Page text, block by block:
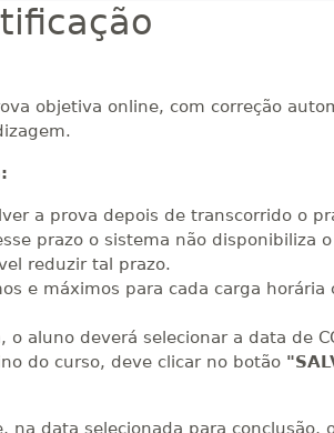
objetiva online, com correção
a prova depois de transcorrido o
prazo o sistema não disponibiliza
reduzir tal prazo.
e máximos para cada carga horária
aluno deverá selecionar a data de
do curso, deve clicar no botão
data selecionada para conclusão,